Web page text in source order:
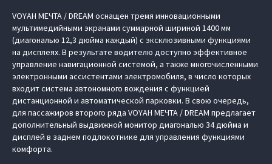
VOYAH МЕЧТА / DREAM оснащен тремя инновационными
мультимедийными экранами суммарной шириной 1400 мм
(диагональю 12,3 дюйма каждый) с эксклюзивными функциями
на дисплеях. В результате водителю доступно эффективное
управление навигационной системой, а также многочисленными
электронными ассистентами электромобиля, в число которых
входит система автономного вождения с функцией
дистанционной и автоматической парковки. В свою очередь,
для пассажиров второго ряда VOYAH МЕЧТА / DREAM предлагает
дополнительный выдвижной монитор диагональю 34 дюйма и
дисплей в заднем подлокотнике для управления функциями
комфорта.